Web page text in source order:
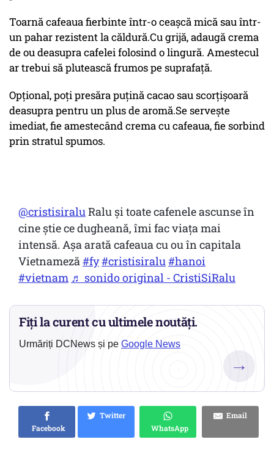
Toarnă cafeaua fierbinte într-o ceașcă mică sau într-
un pahar rezistent la căldură.Cu grijă, adaugă crema
de ou deasupra cafelei folosind o lingură. Amestecul
ar trebui să plutească frumos pe suprafață.
Opțional, poți presăra puțină cacao sau scorțișoară
deasupra pentru un plus de aromă.Se servește
imediat, fie amestecând crema cu cafeaua, fie sorbind
prin stratul spumos.
@cristisiraluRalu și toate cafenele ascunse în
cine știe ce dugheană, îmi fac viața mai
intensă. Așa arată cafeaua cu ou în capitala
Vietnameză#fy#cristisiralu#hanoi
#vietnam ♬ sonido original - CristiSiRalu
Fiți la curent cu ultimele noutăți.
Urmăriți DCNews și pe Google News
→
Facebook
Twitter
WhatsApp
Email